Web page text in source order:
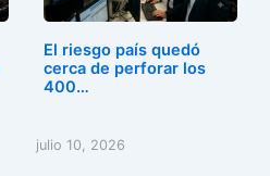
El riesgo país quedó
cerca de perforar los
400…
julio 10, 2026